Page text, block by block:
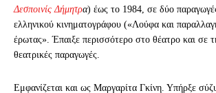
Δεσποινίς Δήμητρα) έως το 1984, σε δύο
ελληνικού κινηματογράφου («Λούφα και
έρωτας». Έπαιξε περισσότερο στο θέατρο και σε
θεατρικές παραγωγές.
Εμφανίζεται και ως Μαργαρίτα Γκίνη. Υπήρξε